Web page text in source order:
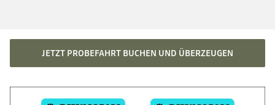
JETZT PROBEFAHRT BUCHEN UND ÜBERZEUGEN